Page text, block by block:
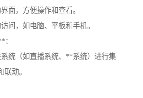
面，方便操作和查看。
问，如电脑、平板和手机。
统（如直播系统、**系统）进行集
联动。